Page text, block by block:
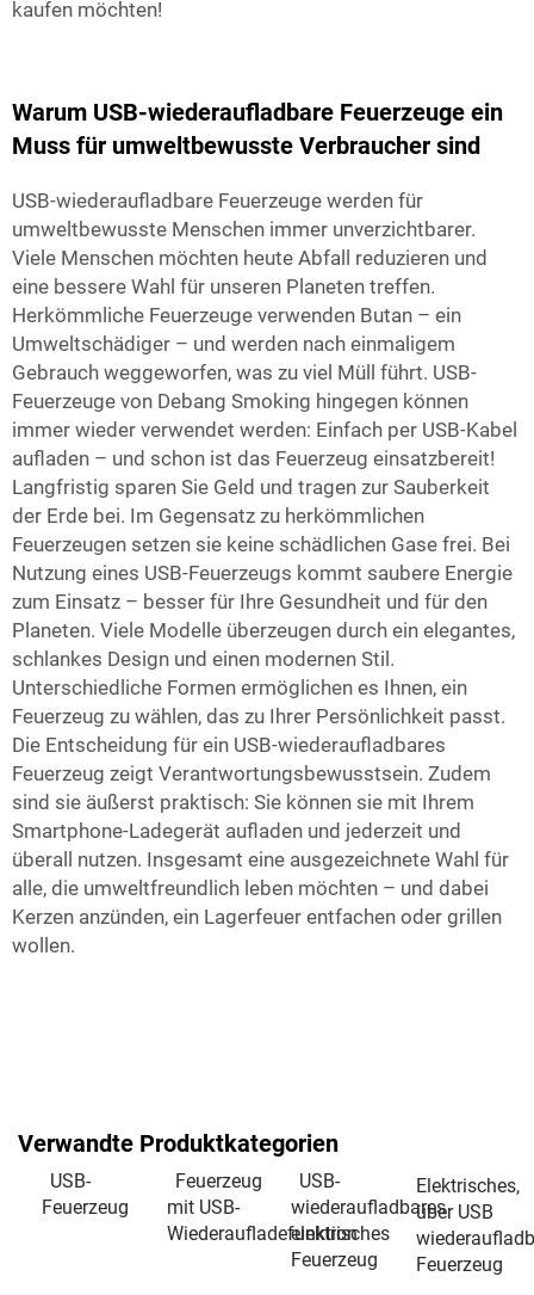
kaufen möchten!
Warum USB-wiederaufladbare Feuerzeuge ein
Muss für umweltbewusste Verbraucher sind
USB-wiederaufladbare Feuerzeuge werden für
umweltbewusste Menschen immer unverzichtbarer.
Viele Menschen möchten heute Abfall reduzieren und
eine bessere Wahl für unseren Planeten treffen.
Herkömmliche Feuerzeuge verwenden Butan – ein
Umweltschädiger – und werden nach einmaligem
Gebrauch weggeworfen, was zu viel Müll führt. USB-
Feuerzeuge von Debang Smoking hingegen können
immer wieder verwendet werden: Einfach per USB-Kabel
aufladen – und schon ist das Feuerzeug einsatzbereit!
Langfristig sparen Sie Geld und tragen zur Sauberkeit
der Erde bei. Im Gegensatz zu herkömmlichen
Feuerzeugen setzen sie keine schädlichen Gase frei. Bei
Nutzung eines USB-Feuerzeugs kommt saubere Energie
zum Einsatz – besser für Ihre Gesundheit und für den
Planeten. Viele Modelle überzeugen durch ein elegantes,
schlankes Design und einen modernen Stil.
Unterschiedliche Formen ermöglichen es Ihnen, ein
Feuerzeug zu wählen, das zu Ihrer Persönlichkeit passt.
Die Entscheidung für ein USB-wiederaufladbares
Feuerzeug zeigt Verantwortungsbewusstsein. Zudem
sind sie äußerst praktisch: Sie können sie mit Ihrem
Smartphone-Ladegerät aufladen und jederzeit und
überall nutzen. Insgesamt eine ausgezeichnete Wahl für
alle, die umweltfreundlich leben möchten – und dabei
Kerzen anzünden, ein Lagerfeuer entfachen oder grillen
wollen.
Verwandte Produktkategorien
USB-
Feuerzeug
Feuerzeug
mit USB-
Wiederaufladefunktion
USB-
wiederaufladbares
elektrisches
Feuerzeug
Elektrisches,
über USB
Feuerzeug